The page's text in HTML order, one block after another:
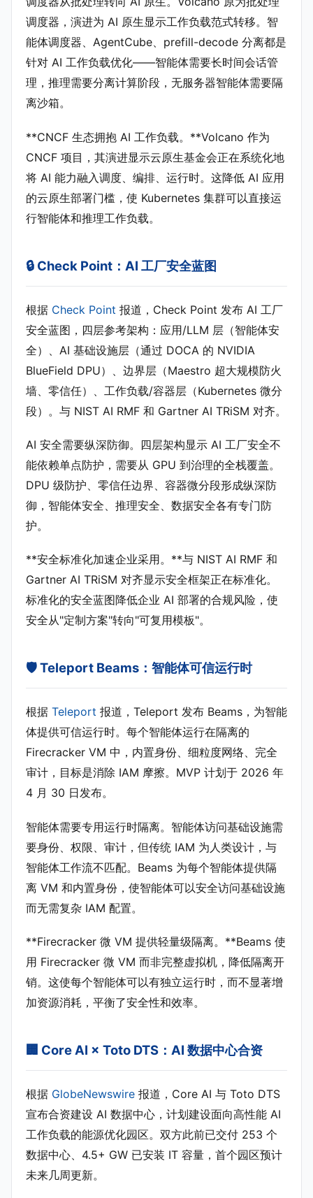
调度器，演进为 AI 原生显示工作负载范式转移。智
能体调度器、AgentCube、prefill-decode 分离都是
针对 AI 工作负载优化——智能体需要长时间会话管
理，推理需要分离计算阶段，无服务器智能体需要隔
离沙箱。
**CNCF 生态拥抱 AI 工作负载。**Volcano 作为
CNCF 项目，其演进显示云原生基金会正在系统化地
将 AI 能力融入调度、编排、运行时。这降低 AI 应用
的云原生部署门槛，使 Kubernetes 集群可以直接运
行智能体和推理工作负载。
🔒 Check Point：AI 工厂安全蓝图
根据 Check Point 报道，Check Point 发布 AI 工厂
安全蓝图，四层参考架构：应用/LLM 层（智能体安
全）、AI 基础设施层（通过 DOCA 的 NVIDIA
BlueField DPU）、边界层（Maestro 超大规模防火
墙、零信任）、工作负载/容器层（Kubernetes 微分
段）。与 NIST AI RMF 和 Gartner AI TRiSM 对齐。
AI 安全需要纵深防御。四层架构显示 AI 工厂安全不
能依赖单点防护，需要从 GPU 到治理的全栈覆盖。
DPU 级防护、零信任边界、容器微分段形成纵深防
御，智能体安全、推理安全、数据安全各有专门防
护。
**安全标准化加速企业采用。**与 NIST AI RMF 和
Gartner AI TRiSM 对齐显示安全框架正在标准化。
标准化的安全蓝图降低企业 AI 部署的合规风险，使
安全从"定制方案"转向"可复用模板"。
🛡️ Teleport Beams：智能体可信运行时
根据 Teleport 报道，Teleport 发布 Beams，为智能
体提供可信运行时。每个智能体运行在隔离的
Firecracker VM 中，内置身份、细粒度网络、完全
审计，目标是消除 IAM 摩擦。MVP 计划于 2026 年
4 月 30 日发布。
智能体需要专用运行时隔离。智能体访问基础设施需
要身份、权限、审计，但传统 IAM 为人类设计，与
智能体工作流不匹配。Beams 为每个智能体提供隔
离 VM 和内置身份，使智能体可以安全访问基础设施
而无需复杂 IAM 配置。
**Firecracker 微 VM 提供轻量级隔离。**Beams 使
用 Firecracker 微 VM 而非完整虚拟机，降低隔离开
销。这使每个智能体可以有独立运行时，而不显著增
加资源消耗，平衡了安全性和效率。
🏢 Core AI × Toto DTS：AI 数据中心合资
根据 GlobeNewswire 报道，Core AI 与 Toto DTS
宣布合资建设 AI 数据中心，计划建设面向高性能 AI
工作负载的能源优化园区。双方此前已交付 253 个
数据中心、4.5+ GW 已安装 IT 容量，首个园区预计
未来几周更新。